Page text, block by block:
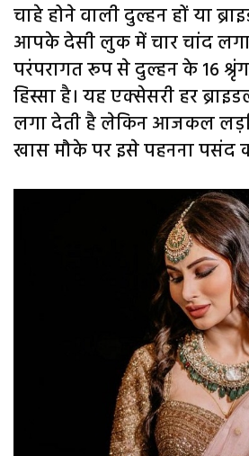
चाहे होने वाली दुल्हन हों या
आपके देसी लुक में चार चांद
परंपरागत रूप से दुल्हन के 16
हिस्सा है। यह एक्सेसरी हर
लगा देती है लेकिन आजकल
खास मौके पर इसे पहनना पसंद